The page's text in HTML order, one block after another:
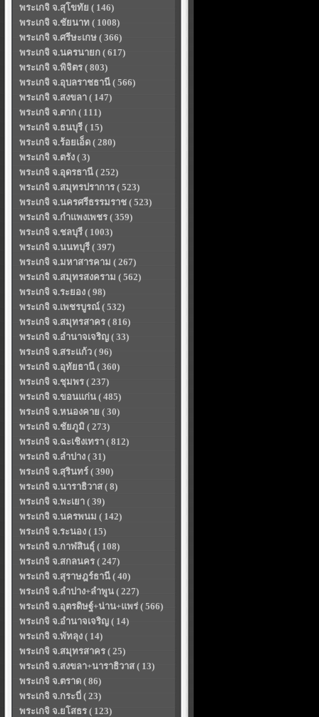
พระเกจิ จ.สุโขทัย ( 146)
พระเกจิ จ.ชัยนาท ( 1008)
พระเกจิ จ.ศรีษะเกษ ( 366)
พระเกจิ จ.นครนายก ( 617)
พระเกจิ จ.พิจิตร ( 803)
พระเกจิ จ.อุบลราชธานี ( 566)
พระเกจิ จ.สงขลา ( 147)
พระเกจิ จ.ตาก ( 111)
พระเกจิ จ.ธนบุรี ( 15)
พระเกจิ จ.ร้อยเอ็ด ( 280)
พระเกจิ จ.ตรัง ( 3)
พระเกจิ จ.อุดรธานี ( 252)
พระเกจิ จ.สมุทรปราการ ( 523)
พระเกจิ จ.นครศรีธรรมราช ( 523)
พระเกจิ จ.กำแพงเพชร ( 359)
พระเกจิ จ.ชลบุรี ( 1003)
พระเกจิ จ.นนทบุรี ( 397)
พระเกจิ จ.มหาสารคาม ( 267)
พระเกจิ จ.สมุทรสงคราม ( 562)
พระเกจิ จ.ระยอง ( 98)
พระเกจิ จ.เพชรบูรณ์ ( 532)
พระเกจิ จ.สมุทรสาคร ( 816)
พระเกจิ จ.อำนาจเจริญ ( 33)
พระเกจิ จ.สระแก้ว ( 96)
พระเกจิ จ.อุทัยธานี ( 360)
พระเกจิ จ.ชุมพร ( 237)
พระเกจิ จ.ขอนแก่น ( 485)
พระเกจิ จ.หนองคาย ( 30)
พระเกจิ จ.ชัยภูมิ ( 273)
พระเกจิ จ.ฉะเชิงเทรา ( 812)
พระเกจิ จ.ลำปาง ( 31)
พระเกจิ จ.สุรินทร์ ( 390)
พระเกจิ จ.นาราธิวาส ( 8)
พระเกจิ จ.พะเยา ( 39)
พระเกจิ จ.นครพนม ( 142)
พระเกจิ จ.ระนอง ( 15)
พระเกจิ จ.กาฬสินธุ์ ( 108)
พระเกจิ จ.สกลนคร ( 247)
พระเกจิ จ.สุราษฎร์ธานี ( 40)
พระเกจิ จ.ลำปาง+ลำพูน ( 227)
พระเกจิ จ.อุตรดิษฐ์+น่าน+แพร่ ( 566)
พระเกจิ จ.อำนาจเจริญ ( 14)
พระเกจิ จ.พัทลุง ( 14)
พระเกจิ จ.สมุทรสาคร ( 25)
พระเกจิ จ.สงขลา+นาราธิวาส ( 13)
พระเกจิ จ.ตราด ( 86)
พระเกจิ จ.กระบี่ ( 23)
พระเกจิ จ.ยโสธร ( 123)